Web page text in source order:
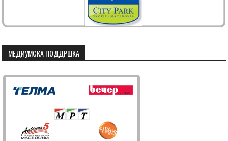
МЕДИУМСКА ПОДДРШКА